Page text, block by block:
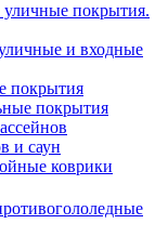
покрытия.
и входные
покрытия
покрытия
и саун
коврики